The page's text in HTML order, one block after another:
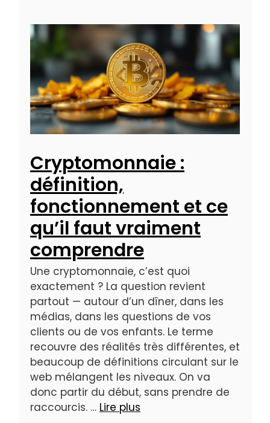
Cryptomonnaie :
définition,
fonctionnement et ce
qu’il faut vraiment
comprendre
Une cryptomonnaie, c’est quoi
exactement ? La question revient
partout — autour d’un dîner, dans les
médias, dans les questions de vos
clients ou de vos enfants. Le terme
recouvre des réalités très différentes, et
beaucoup de définitions circulant sur le
web mélangent les niveaux. On va
donc partir du début, sans prendre de
raccourcis. … Lire plus